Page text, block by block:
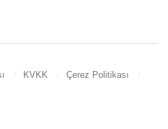
KVKK
Çerez Politikası